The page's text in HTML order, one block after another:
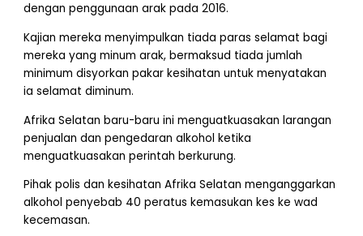
dengan penggunaan arak pada 2016.
Kajian mereka menyimpulkan tiada paras selamat bagi
mereka yang minum arak, bermaksud tiada jumlah
minimum disyorkan pakar kesihatan untuk menyatakan
ia selamat diminum.
Afrika Selatan baru-baru ini menguatkuasakan larangan
penjualan dan pengedaran alkohol ketika
menguatkuasakan perintah berkurung.
Pihak polis dan kesihatan Afrika Selatan menganggarkan
alkohol penyebab 40 peratus kemasukan kes ke wad
kecemasan.